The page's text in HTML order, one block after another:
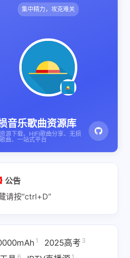
集中精力，攻克难关
音乐歌曲资源库
源下载、HIFI歌曲分享、无损
曲、一站式平台
公告
请按“ctrl+D”
1 2025高考 3